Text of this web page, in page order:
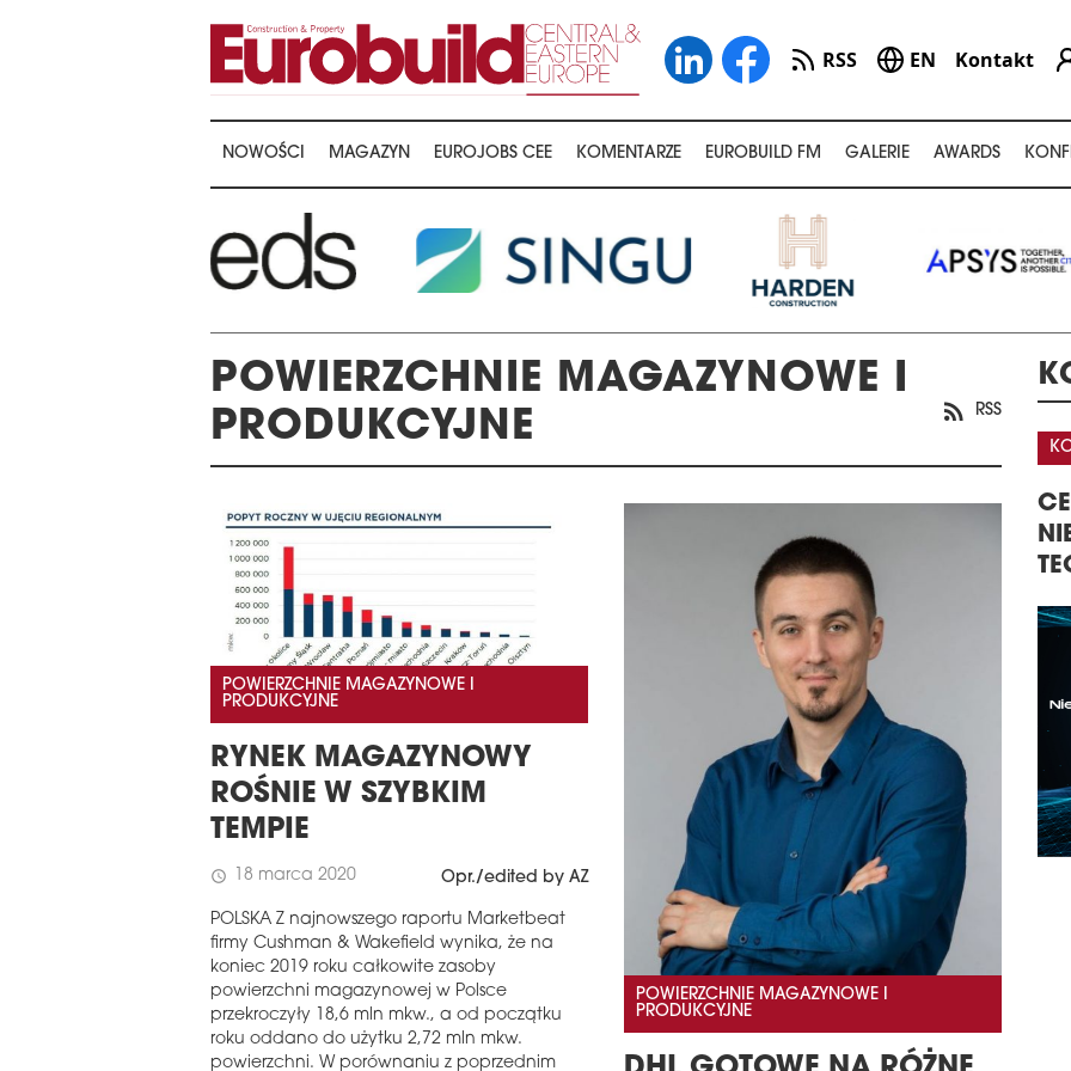
RSS EN Kontakt
NOWOŚCI MAGAZYN EUROJOBS CEE KOMENTARZE EUROBUILD FM GALERIE AWARDS
POWIERZCHNIE MAGAZYNOWE I
PRODUKCYJNE
RSS
POWIERZCHNIE MAGAZYNOWE I
PRODUKCYJNE
RYNEK MAGAZYNOWY
ROŚNIE W SZYBKIM
TEMPIE
schedule 18 marca 2020 Opr./edited by AZ
POLSKA Z najnowszego raportu Marketbeat
firmy Cushman & Wakefield wynika, że na
koniec 2019 roku całkowite zasoby
powierzchni magazynowej w Polsce
przekroczyły 18,6 mln mkw., a od początku
roku oddano do użytku 2,72 mln mkw.
powierzchni. W porównaniu z poprzednim
POWIERZCHNIE MAGAZYNOWE I
PRODUKCYJNE
AWARDS 2026
MAGAZYNÓW I LOGISTYKI W
CENTRA DANYCH –
NIERUCHOMOŚCI,
TECHNOLOGIE, INWESTYCJE